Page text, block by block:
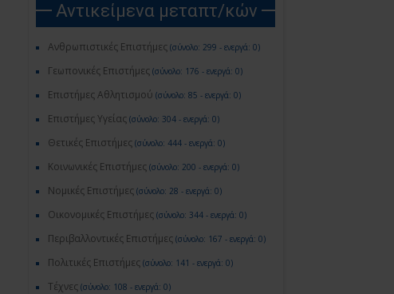
Αντικείμενα μεταπτ/κών
Ανθρωπιστικές Επιστήμες (σύνολο: 299 - ενεργά: 0)
Γεωπονικές Επιστήμες (σύνολο: 176 - ενεργά: 0)
Επιστήμες Αθλητισμού (σύνολο: 85 - ενεργά: 0)
Επιστήμες Υγείας (σύνολο: 304 - ενεργά: 0)
Θετικές Επιστήμες (σύνολο: 444 - ενεργά: 0)
Κοινωνικές Επιστήμες (σύνολο: 200 - ενεργά: 0)
Νομικές Επιστήμες (σύνολο: 28 - ενεργά: 0)
Οικονομικές Επιστήμες (σύνολο: 344 - ενεργά: 0)
Περιβαλλοντικές Επιστήμες (σύνολο: 167 - ενεργά: 0)
Πολιτικές Επιστήμες (σύνολο: 141 - ενεργά: 0)
Τέχνες (σύνολο: 108 - ενεργά: 0)